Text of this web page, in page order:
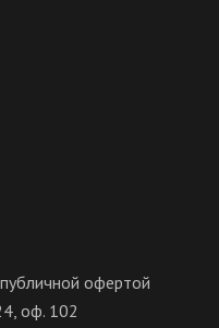
офертой
оф. 102